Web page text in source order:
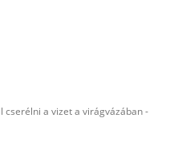
cserélni a vizet a virágvázában -